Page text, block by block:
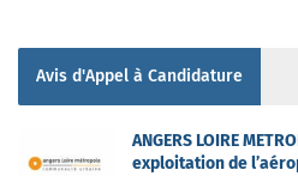
Avis d'Appel à Candidature
ANGERS LOIRE
exploitation de